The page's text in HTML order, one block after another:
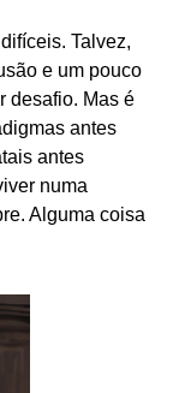
Talvez,
e um pouco
desafio. Mas é
antes
antes
numa
Alguma coisa